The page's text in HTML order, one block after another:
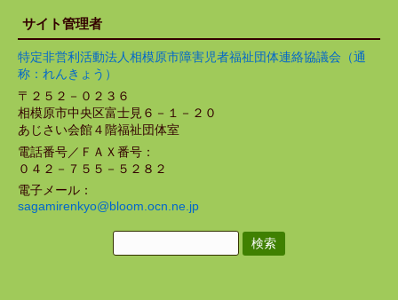
サイト管理者
特定非営利活動法人相模原市障害児者福祉団体連絡協議会（通
称：れんきょう）
〒２５２－０２３６
相模原市中央区富士見６－１－２０
あじさい会館４階福祉団体室
電話番号／ＦＡＸ番号：
０４２－７５５－５２８２
電子メール：
sagamirenkyo@bloom.ocn.ne.jp
検
索: